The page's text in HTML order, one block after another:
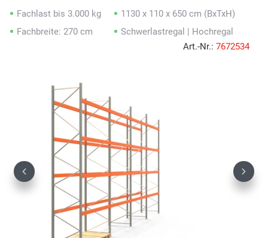
Fachlast bis 3.000 kg
Fachbreite: 270 cm
1130 x 110 x 650 cm (BxTxH)
Schwerlastregal | Hochregal
Art.-Nr.: 7672534
Previous Next